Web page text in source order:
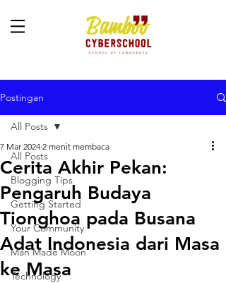
Postingan
All Posts
Blogging Tips
Getting Started
Your Community
Man Made Moon
Technology
All Posts
Cerita Akhir Pekan:
Pengaruh Budaya
Tionghoa pada Busana
Adat Indonesia dari Masa
ke Masa
7 Mar 2024 2 menit membaca